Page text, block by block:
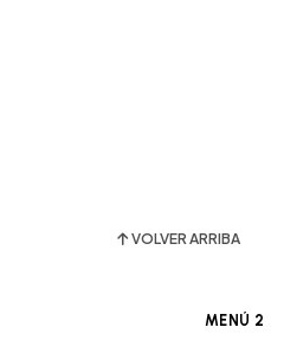
VOLVER ARRIBA
MENÚ 2